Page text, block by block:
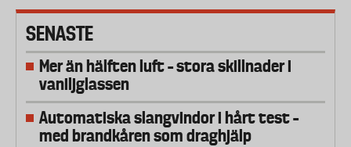
SENASTE
Mer än hälften luft – stora skillnader i
vaniljglassen
Automatiska slangvindor i hårt test –
med brandkåren som draghjälp